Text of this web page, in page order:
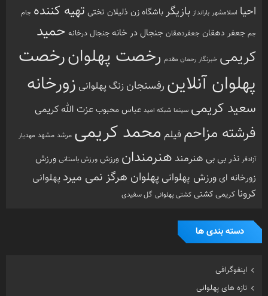
احیا اسلامشهر بارانداز بازیگرباشگاه زن ذلیلان تختی تهیه کننده جام
جم جعفر دهقان جعفردهقان جنجال در خانه جنجال درخانه حمید
کریمی خبرنگار رحمان مقدم رخصت پهلوانرخصت
پهلوان آنلاین رفسنجان زنگ پهلوانی زورخانه
سعید کریمی سینما شبکه امید عباس محبوبعزت الله کریمی
فرشته مزاحمفیلم محمد کریمی مرشد مشهد مهدیار
آزادفر نذر بی بی هنرمند هنرمندان ورزش ورزش باستانی ورزش
زورخانه ای ورزش پهلوانی پهلوان هرگز نمی میرد پهلوانی
کرونا کریمی کشتی کشتی پهلوانی گل سفیدی
دسته بندی ها
اینفوگرافی
تازه های پهلوانی